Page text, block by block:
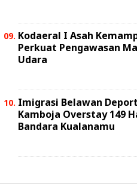
Kodaeral I Asah
Perkuat Pengawasan
Udara
Imigrasi Belawan
Kamboja Overstay 149
Bandara Kualanamu